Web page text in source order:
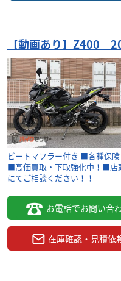
【動画あり】Z400
ビートマフラー付き ■各種保険
■高価買取・下取強化中！■店
にてご相談ください！！
お電話でお問い合
在庫確認・見積依